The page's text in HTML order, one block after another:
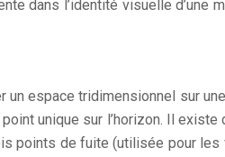
dans l’identité visuelle
espace tridimensionnel sur
unique sur l’horizon. Il
points de fuite (utilisée pour